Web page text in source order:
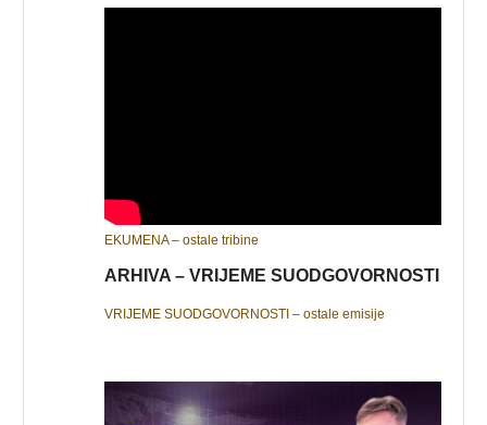
EKUMENA – ostale tribine
ARHIVA – VRIJEME SUODGOVORNOSTI
VRIJEME SUODGOVORNOSTI – ostale emisije